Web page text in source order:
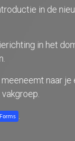
in de
in het
naar je
Forms .